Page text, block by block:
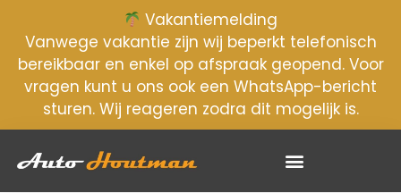
Vakantiemelding
Vanwege vakantie zijn wij beperkt telefonisch
bereikbaar en enkel op afspraak geopend. Voor
vragen kunt u ons ook een WhatsApp-bericht
sturen. Wij reageren zodra dit mogelijk is.